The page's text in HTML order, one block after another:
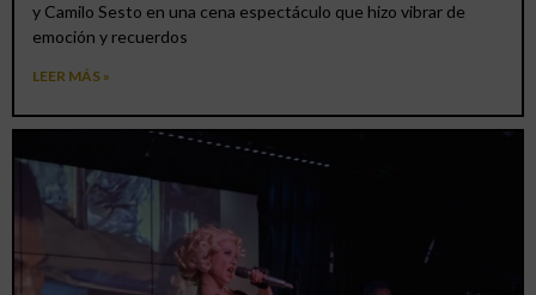
y Camilo Sesto en una cena espectáculo que hizo vibrar de
emoción y recuerdos
LEER MÁS »